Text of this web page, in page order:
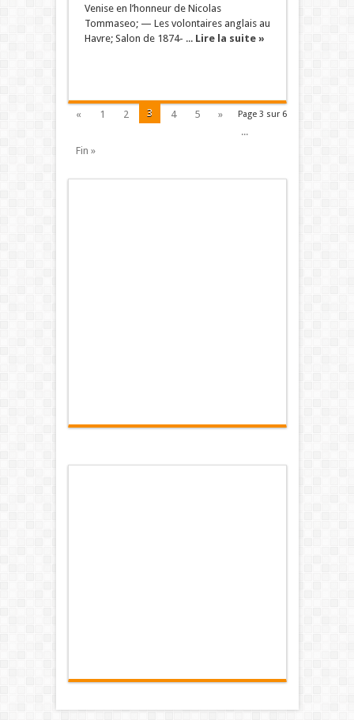
Venise en l’honneur de Nicolas
Tommaseo; — Les volontaires anglais au
Havre; Salon de 1874- ... Lire la suite »
Page 3 sur 6
« 1 2 3 4 5
»
...
Fin »